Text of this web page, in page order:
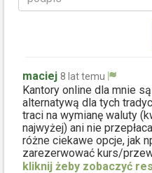
maciej 8 lat temu
Kantory online dla mnie
alternatywą dla tych
traci na wymianę waluty
najwyżej) ani nie
różne ciekawe opcje, jak
zarezerwować kurs/
aktualnym a później